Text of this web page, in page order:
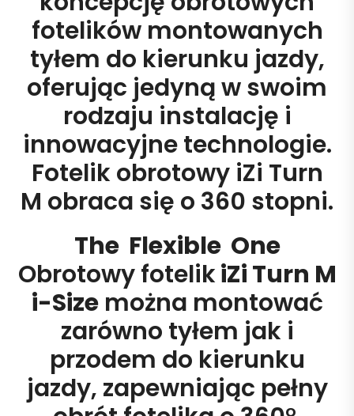
fotelików montowanych
tyłem do kierunku jazdy,
oferując jedyną w swoim
rodzaju instalację i
innowacyjne technologie.
Fotelik obrotowy iZi Turn
M obraca się o 360 stopni.
The Flexible One
Obrotowy fotelikiZi Turn M
i-Sizemożna montować
zarówno tyłem jak i
przodem do kierunku
jazdy, zapewniając pełny